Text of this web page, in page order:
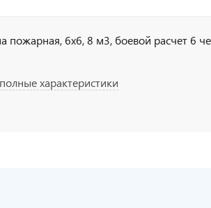
пожарная, 6х6, 8 м3, боевой расчет 6
характеристики